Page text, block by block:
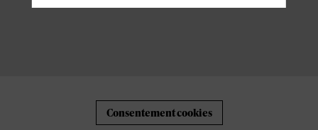
Consentement cookies